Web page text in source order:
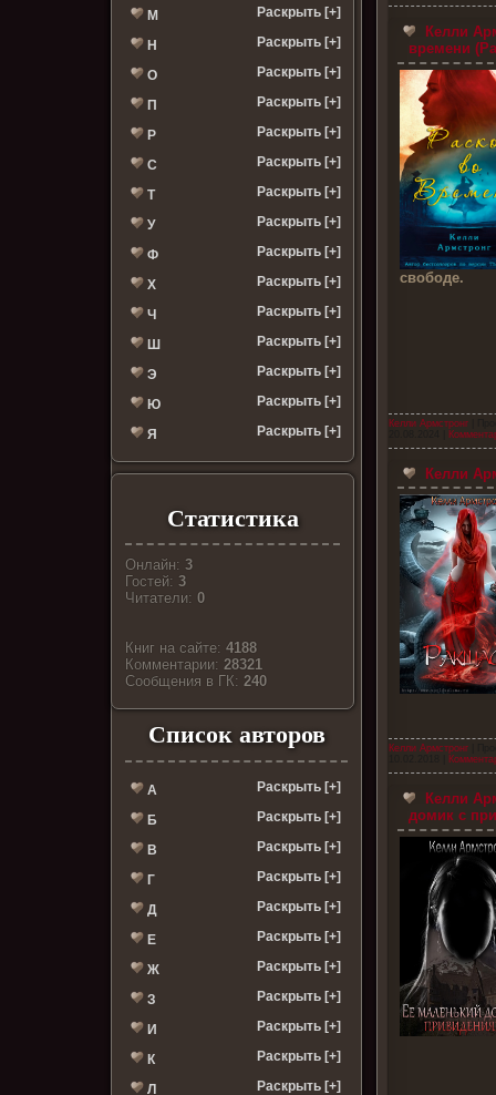
М Раскрыть [+]
Н Раскрыть [+]
О Раскрыть [+]
П Раскрыть [+]
Р Раскрыть [+]
С Раскрыть [+]
Т Раскрыть [+]
У Раскрыть [+]
Ф Раскрыть [+]
Х Раскрыть [+]
Ч Раскрыть [+]
Ш Раскрыть [+]
Э Раскрыть [+]
Ю Раскрыть [+]
Я Раскрыть [+]
Статистика
Онлайн:3
Гостей:3
Читатели:0
Книг на сайте:4188
Комментарии:28321
Cообщения в ГК:240
Список авторов
А Раскрыть [+]
Б Раскрыть [+]
В Раскрыть [+]
Г Раскрыть [+]
Д Раскрыть [+]
Е Раскрыть [+]
Ж Раскрыть [+]
З Раскрыть [+]
И Раскрыть [+]
К Раскрыть [+]
Л Раскрыть [+]
Келли
времени
свободе.
Келли Армстронг
Келли
Келли Армстронг
Келли
домик с